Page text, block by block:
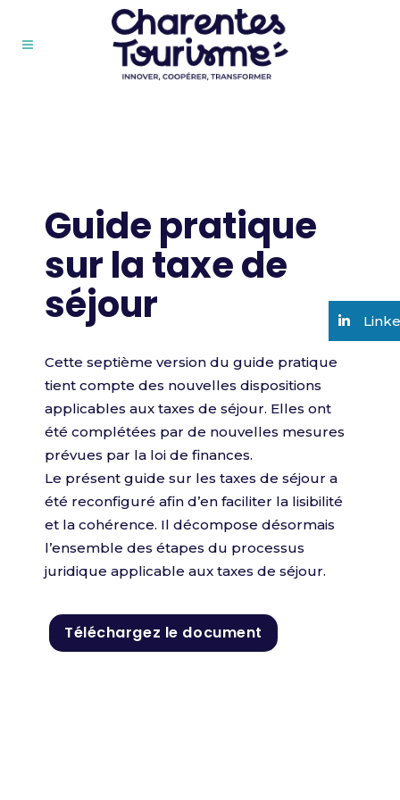
Guide pratique
sur la taxe de
séjour
Cette septième version du guide pratique
tient compte des nouvelles dispositions
applicables aux taxes de séjour. Elles ont
été complétées par de nouvelles mesures
prévues par la loi de finances.
Le présent guide sur les taxes de séjour a
été reconfiguré afin d’en faciliter la lisibilité
et la cohérence. Il décompose désormais
l’ensemble des étapes du processus
juridique applicable aux taxes de séjour.
Téléchargez le document